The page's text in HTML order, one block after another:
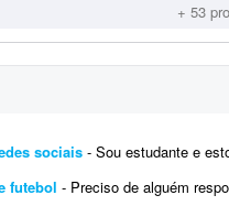
+ 53
sociais - Sou estudante e estou tentando
futebol - Preciso de alguém responsável pela